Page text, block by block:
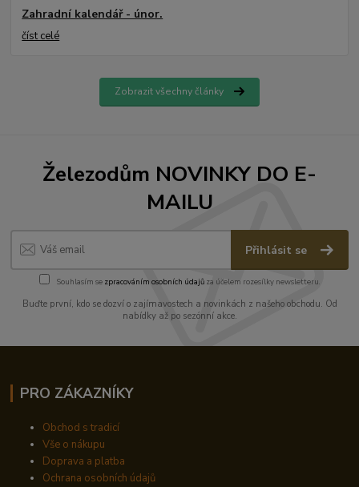
Zahradní kalendář - únor.
číst celé
Zobrazit všechny články
Železodům NOVINKY DO E-
MAILU
Přihlásit se
Souhlasím se zpracováním osobních údajůza účelem rozesílky newsletteru.
Buďte první, kdo se dozví o zajímavostech a novinkách z našeho obchodu. Od
nabídky až po sezónní akce.
PRO ZÁKAZNÍKY
Obchod s tradicí
Vše o nákupu
Doprava a platba
Ochrana osobních údajů